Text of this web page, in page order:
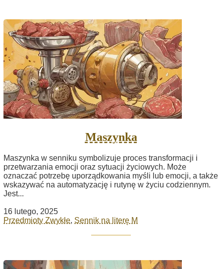
Maszynka
Maszynka w senniku symbolizuje proces transformacji i
przetwarzania emocji oraz sytuacji życiowych. Może
oznaczać potrzebę uporządkowania myśli lub emocji, a także
wskazywać na automatyzację i rutynę w życiu codziennym.
Jest...
16 lutego, 2025
Przedmioty Zwykłe, Sennik na literę M